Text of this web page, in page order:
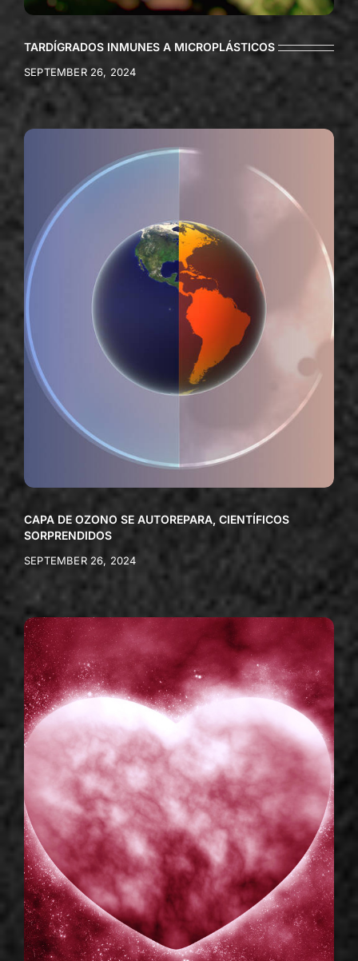
TARDÍGRADOS INMUNES A MICROPLÁSTICOS
SEPTEMBER 26, 2024
CAPA DE OZONO SE AUTOREPARA, CIENTÍFICOS
SORPRENDIDOS
SEPTEMBER 26, 2024